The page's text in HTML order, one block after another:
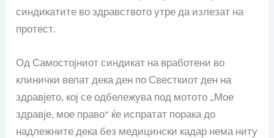
синдикатите во здравството утре да излезат на
протест.
Од Самостојниот синдикат на вработени во
клинички велат дека ден по Свесткиот ден на
здравјето, кој се одбележува под мотото „Мое
здравје, мое право“ ќе испратат порака до
надлежните дека без медицински кадар нема ниту